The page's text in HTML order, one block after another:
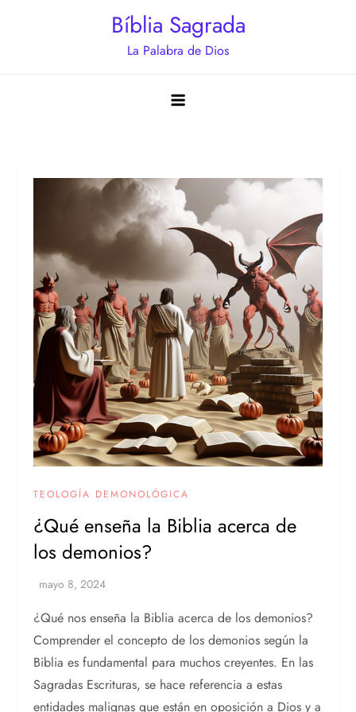
Bíblia Sagrada
La Palabra de Dios
TEOLOGÍA DEMONOLÓGICA
¿Qué enseña la Biblia acerca de
los demonios?
¿Qué nos enseña la Biblia acerca de los demonios?
Comprender el concepto de los demonios según la
Biblia es fundamental para muchos creyentes. En las
Sagradas Escrituras, se hace referencia a estas
entidades malignas que están en oposición a Dios y a